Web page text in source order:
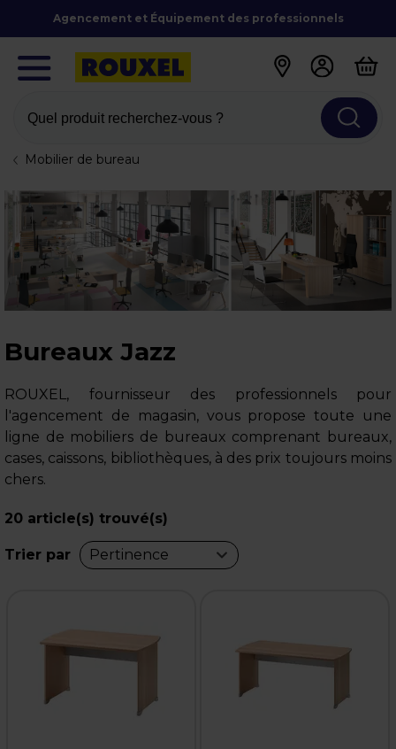
Agencement et Équipement des professionnels
Quel produit recherchez-vous ?
Mobilier de bureau
Bureaux Jazz
ROUXEL, fournisseur des professionnels pour
l'agencement de magasin, vous propose toute une
ligne de mobiliers de bureaux comprenant bureaux,
cases, caissons, bibliothèques, à des prix toujours moins
chers.
20 article(s) trouvé(s)
Trier par Pertinence